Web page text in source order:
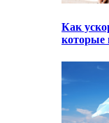
Как
которые